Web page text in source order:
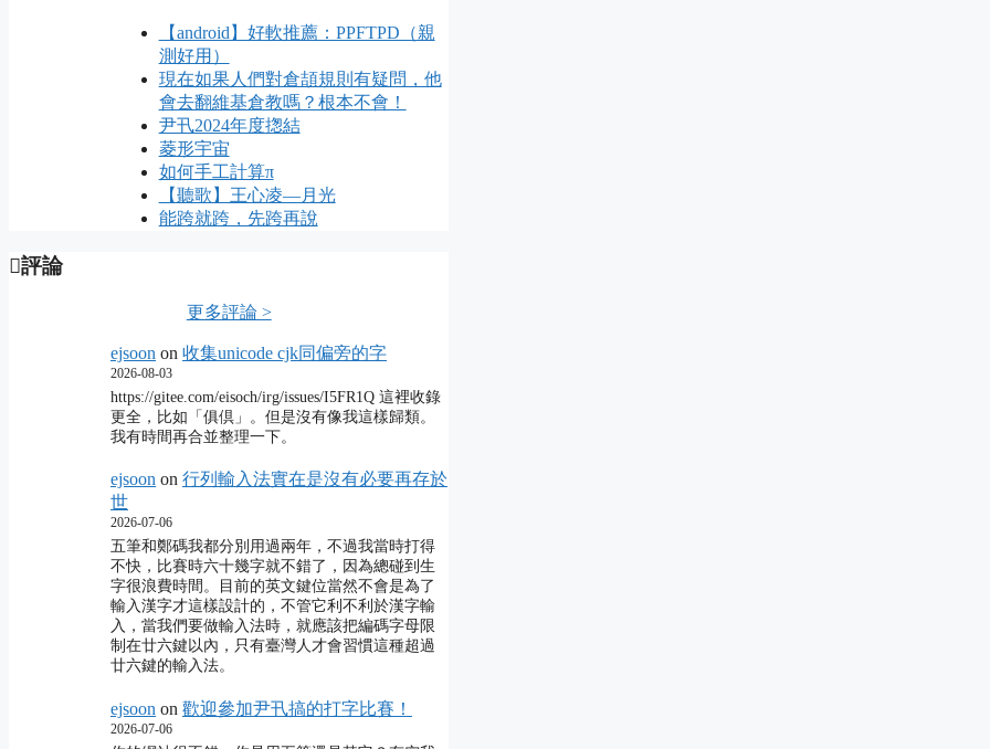
【android】好軟推薦：PPFTPD（親
測好用）
現在如果人們對倉頡規則有疑問，他
會去翻維基倉教嗎？根本不會！
尹卂2024年度揔結
菱形宇宙
如何手工計算π
【聽歌】王心凌—月光
能跨就跨，先跨再說
評論
更多評論 >
ejsoon on 收集unicode cjk同偏旁的字
2026-08-03
https://gitee.com/eisoch/irg/issues/I5FR1Q 這裡收錄
更全，比如「俱倶」。但是沒有像我這樣歸類。
我有時間再合並整理一下。
ejsoon on 行列輸入法實在是沒有必要再存於
世
2026-07-06
五筆和鄭碼我都分別用過兩年，不過我當時打得
不快，比賽時六十幾字就不錯了，因為總碰到生
字很浪費時間。目前的英文鍵位當然不會是為了
輸入漢字才這樣設計的，不管它利不利於漢字輸
入，當我們要做輸入法時，就應該把編碼字母限
制在廿六鍵以內，只有臺灣人才會習慣這種超過
廿六鍵的輸入法。
ejsoon on 歡迎參加尹卂搞的打字比賽！
2026-07-06